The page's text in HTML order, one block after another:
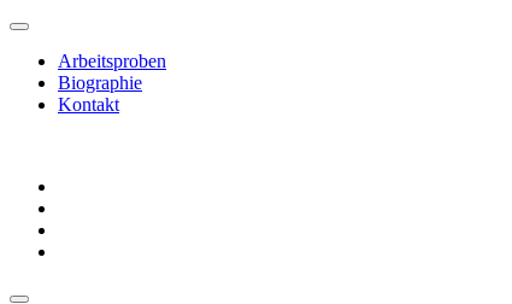
Arbeitsproben
Biographie
Kontakt